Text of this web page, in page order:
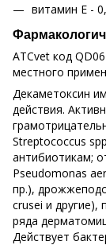
витамин Е -
АTCvet код
местного
Декаметоксин
действия.
Streptococcus
антибиотикам;
Pseudomonas
пр.),
crusei и другие),
ряда
Действует